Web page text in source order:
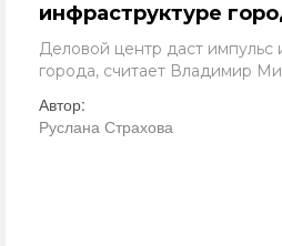
инфраструктуре
Деловой центр даст импульс
города, считает Владимир
Автор:
Руслана Страхова